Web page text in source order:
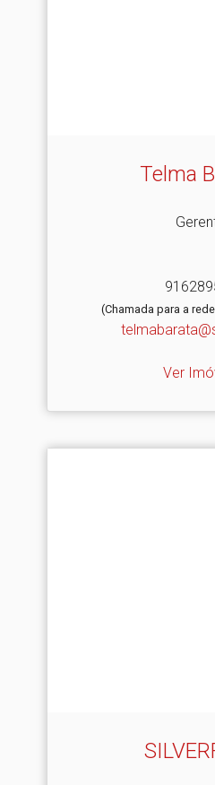
Telma
(Chamada para a
Ver